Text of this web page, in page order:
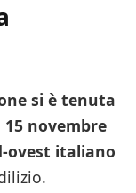
si è tenuta
novembre
ovest italiano